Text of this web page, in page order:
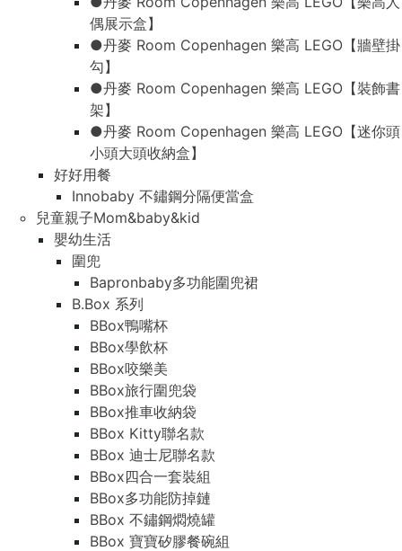
偶展示盒】
●丹麥 Room Copenhagen 樂高 LEGO【牆壁掛
勾】
●丹麥 Room Copenhagen 樂高 LEGO【裝飾書
架】
●丹麥 Room Copenhagen 樂高 LEGO【迷你頭
小頭大頭收納盒】
好好用餐
Innobaby 不鏽鋼分隔便當盒
兒童親子Mom&baby&kid
嬰幼生活
圍兜
Bapronbaby多功能圍兜裙
B.Box 系列
BBox鴨嘴杯
BBox學飲杯
BBox咬樂美
BBox旅行圍兜袋
BBox推車收納袋
BBox Kitty聯名款
BBox 迪士尼聯名款
BBox四合一套裝組
BBox多功能防掉鏈
BBox 不鏽鋼燜燒罐
BBox 寶寶矽膠餐碗組